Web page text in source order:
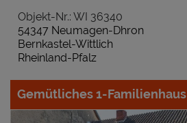
Objekt-Nr.: WI 36340
54347 Neumagen-Dhron
Bernkastel-Wittlich
Rheinland-Pfalz
Gemütliches 1-Familienhaus